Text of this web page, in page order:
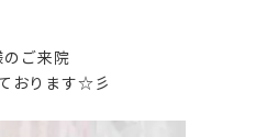
のご来院
おります☆彡